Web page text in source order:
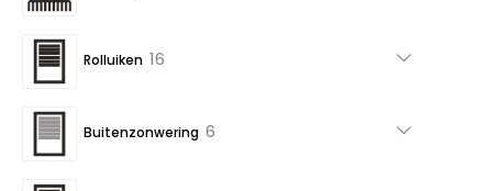
Rolluiken 16
Buitenzonwering 6